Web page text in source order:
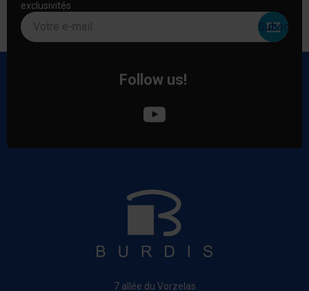
exclusivités
Votre e-mail
Follow us!
7 allée du Vorzelas